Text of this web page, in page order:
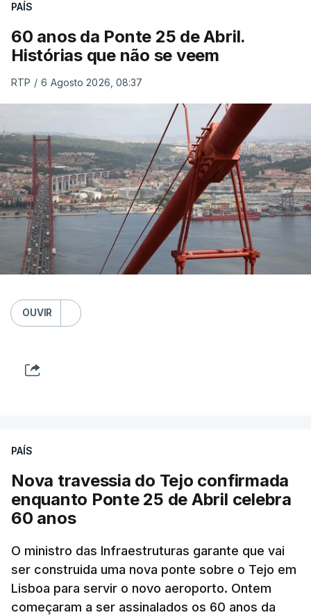
PAÍS
60 anos da Ponte 25 de Abril.
Histórias que não se veem
RTP / 6 Agosto 2026, 08:37
OUVIR
PAÍS
Nova travessia do Tejo confirmada
enquanto Ponte 25 de Abril celebra
60 anos
O ministro das Infraestruturas garante que vai
ser construida uma nova ponte sobre o Tejo em
Lisboa para servir o novo aeroporto. Ontem
começaram a ser assinalados os 60 anos da